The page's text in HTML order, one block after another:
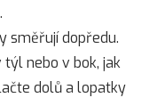
směřují dopředu.
nebo v bok, jak
dolů a lopatky